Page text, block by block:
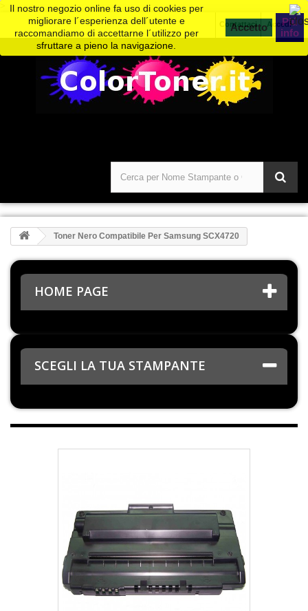
Accedi
Contattaci
Il nostro negozio online fa uso di cookies per
migliorare l´esperienza dell´utente e
raccomandiamo di accettarne l´utilizzo per
sfruttare a pieno la navigazione.
Piú
info
Toner Nero Compatibile Per Samsung SCX4720
HOME PAGE
SCEGLI LA TUA STAMPANTE